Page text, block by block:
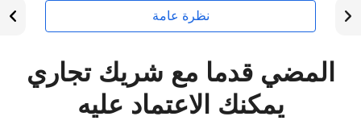
نظرة عامة
المضي قدما مع شريك تجاري
يمكنك الاعتماد عليه